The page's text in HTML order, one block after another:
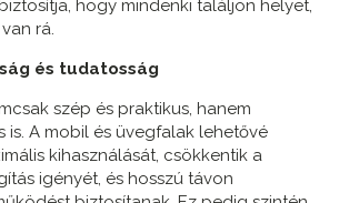
hogy mindenki találjon helyet,
rá.
és tudatosság
szép és praktikus, hanem
is. A mobil és üvegfalak lehetővé
kihasználását, csökkentik a
igényét, és hosszú távon